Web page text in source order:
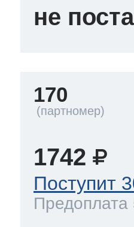
не
170
1742
Поступит
Предоплата